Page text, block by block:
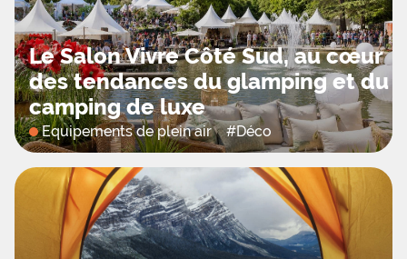
Le Salon Vivre Côté Sud, au cœur
des tendances du glamping et du
camping de luxe
Equipements de plein air #Déco